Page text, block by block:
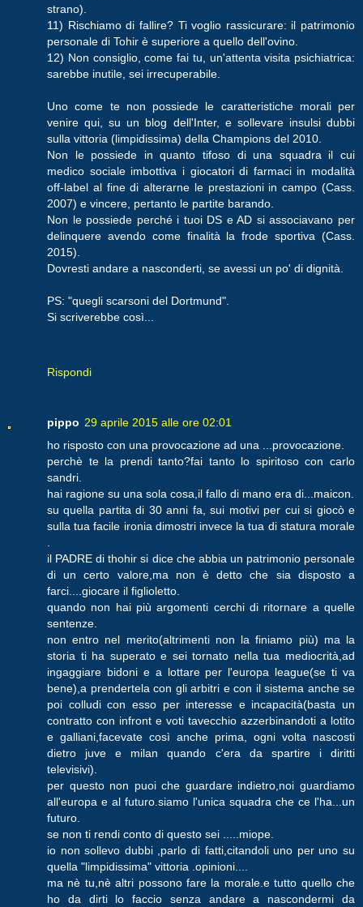
strano).
11) Rischiamo di fallire? Ti voglio rassicurare: il patrimonio
personale di Tohir è superiore a quello dell'ovino.
12) Non consiglio, come fai tu, un'attenta visita psichiatrica:
sarebbe inutile, sei irrecuperabile.
Uno come te non possiede le caratteristiche morali per
venire qui, su un blog dell'Inter, e sollevare insulsi dubbi
sulla vittoria (limpidissima) della Champions del 2010.
Non le possiede in quanto tifoso di una squadra il cui
medico sociale imbottiva i giocatori di farmaci in modalità
off-label al fine di alterarne le prestazioni in campo (Cass.
2007) e vincere, pertanto le partite barando.
Non le possiede perché i tuoi DS e AD si associavano per
delinquere avendo come finalità la frode sportiva (Cass.
2015).
Dovresti andare a nasconderti, se avessi un po' di dignità.
PS: "quegli scarsoni del Dortmund".
Si scriverebbe così...
Rispondi
pippo 29 aprile 2015 alle ore 02:01
ho risposto con una provocazione ad una ...provocazione.
perchè te la prendi tanto?fai tanto lo spiritoso con carlo
sandri.
hai ragione su una sola cosa,il fallo di mano era di...maicon.
su quella partita di 30 anni fa, sui motivi per cui si giocò e
sulla tua facile ironia dimostri invece la tua di statura morale
il PADRE di thohir si dice che abbia un patrimonio personale
di un certo valore,ma non è detto che sia disposto a
farci....giocare il figlioletto.
quando non hai più argomenti cerchi di ritornare a quelle
sentenze.
non entro nel merito(altrimenti non la finiamo più) ma la
storia ti ha superato e sei tornato nella tua mediocrità,ad
ingaggiare bidoni e a lottare per l'europa league(se ti va
bene),a prendertela con gli arbitri e con il sistema anche se
poi colludi con esso per interesse e incapacità(basta un
contratto con infront e voti tavecchio azzerbinandoti a lotito
e galliani,facevate così anche prima, ogni volta nascosti
dietro juve e milan quando c'era da spartire i diritti
televisivi).
per questo non puoi che guardare indietro,noi guardiamo
all'europa e al futuro.siamo l'unica squadra che ce l'ha...un
futuro.
se non ti rendi conto di questo sei .....miope.
io non sollevo dubbi ,parlo di fatti,citandoli uno per uno su
quella "limpidissima" vittoria .opinioni....
ma nè tu,nè altri possono fare la morale.e tutto quello che
ho da dirti lo faccio senza andare a nascondermi da